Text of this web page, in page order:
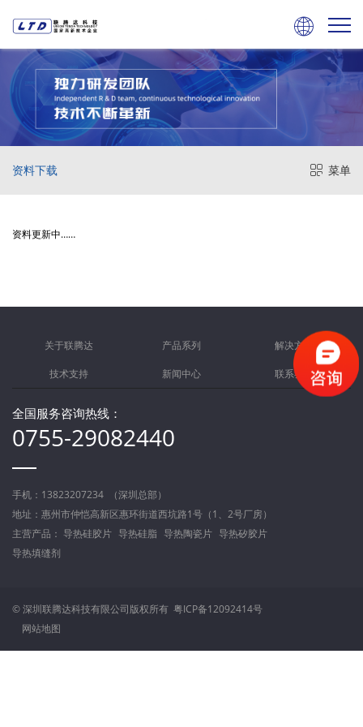

菜单
资料下载
资料更新中……
关于联腾达 产品系列 解决方案
技术支持 新闻中心 联系我们
全国服务咨询热线：
0755-29082440
手机：13823207234 （深圳总部）
地址：惠州市仲恺高新区惠环街道西坑路1号（1、2号厂房）
主营产品： 导热硅胶片 导热硅脂 导热陶瓷片 导热矽胶片
导热填缝剂
© 深圳联腾达科技有限公司版权所有 粤ICP备12092414号
网站地图